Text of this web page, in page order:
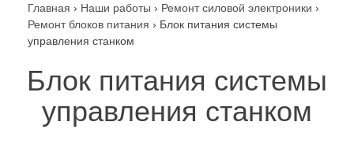
Главная › Наши работы › Ремонт силовой электроники ›
Ремонт блоков питания › Блок питания системы
управления станком
Блок питания системы
управления станком